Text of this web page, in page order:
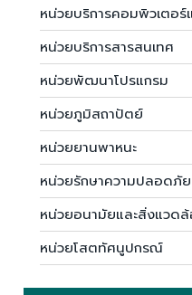
หน่วยบริการคอมพิวเตอ
หน่วยบริการสารสนเทศ
หน่วยพัฒนาโปรแกรม
หน่วยภูมิสถาปัตย์
หน่วยยานพาหนะ
หน่วยรักษาความปลอดภัย
หน่วยอนามัยและสิ่งแวด
หน่วยโสตทัศนูปกรณ์